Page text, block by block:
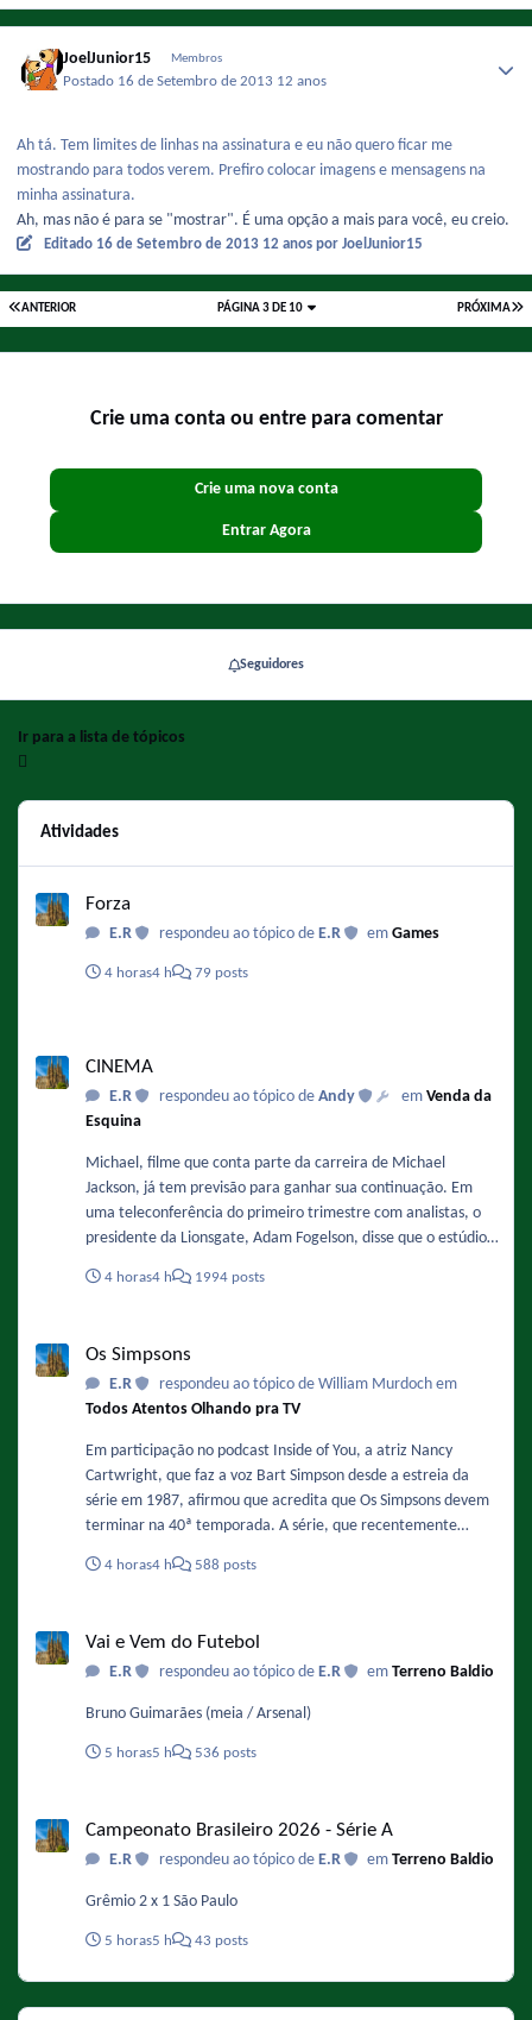
JoelJunior15 Membros
Postado 16 de Setembro de 2013 12 anos
Ah tá. Tem limites de linhas na assinatura e eu não quero ficar me
mostrando para todos verem. Prefiro colocar imagens e mensagens na
minha assinatura.
Ah, mas não é para se "mostrar". É uma opção a mais para você, eu creio.
Editado 16 de Setembro de 2013 12 anos por JoelJunior15
ANTERIOR PRÓXIMA
PÁGINA 3 DE 10
Crie uma conta ou entre para comentar
Crie uma nova conta
Entrar Agora
Seguidores
Ir para a lista de tópicos
Atividades
Forza
E.R respondeu ao tópico de E.R emGames
4 horas4 h 79 posts
CINEMA
E.R respondeu ao tópico de Andy emVenda da
Esquina
Michael, filme que conta parte da carreira de Michael
Jackson, já tem previsão para ganhar sua continuação. Em
uma teleconferência do primeiro trimestre com analistas, o
presidente da Lionsgate, Adam Fogelson, disse que o estúdio
início de 2027. Sobre a data ele comentou: "Acredito que o
https://www.omelete.com.br/filmes/michael-2-sequencia-da-
cinebiografia-de-michael-jackson-ganha-previsao-de-estreia-
nos-cinemas-confira
4 horas4 h 1994 posts
Os Simpsons
E.R
respondeu ao tópico de William Murdoch em
Todos Atentos Olhando pra TV
Em participação no podcast Inside of You, a atriz Nancy
Cartwright, que faz a voz Bart Simpson desde a estreia da
série em 1987, afirmou que acredita que Os Simpsons devem
terminar na 40ª temporada. A série, que recentemente
temporada, já tem renovação garantida até a temporada 40,
https://www.omelete.com.br/series-tv/os-simpsons-voz-de-
bart-serie-vai-acabar-na-40-temporada
4 horas4 h 588 posts
Vai e Vem do Futebol
E.R respondeu ao tópico de E.R emTerreno Baldio
Bruno Guimarães (meia / Arsenal)
5 horas5 h 536 posts
Campeonato Brasileiro 2026 - Série A
E.R respondeu ao tópico de E.R emTerreno Baldio
Grêmio 2 x 1 São Paulo
5 horas5 h 43 posts